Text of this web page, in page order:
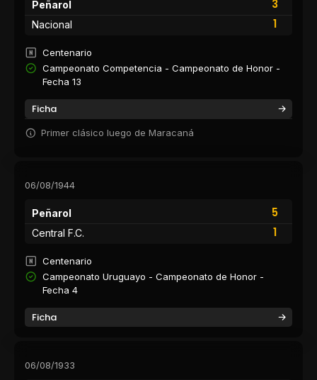
Peñarol
3
1
Nacional
Centenario
Campeonato Competencia - Campeonato de Honor -
Fecha 13
Ficha
Primer clásico luego de Maracaná
06/08/1944
Peñarol
5
1
Central F.C.
Centenario
Campeonato Uruguayo - Campeonato de Honor -
Fecha 4
Ficha
06/08/1933